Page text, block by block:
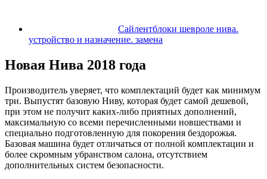
Сайлентблоки шевроле нива.
устройство и назначение. замена
Новая Нива 2018 года
Производитель уверяет, что комплектаций будет как минимум
три. Выпустят базовую Ниву, которая будет самой дешевой,
при этом не получит каких-либо приятных дополнений,
максимальную со всеми перечисленными новшествами и
специально подготовленную для покорения бездорожья.
Базовая машина будет отличаться от полной комплектации и
более скромным убранством салона, отсутствием
дополнительных систем безопасности.